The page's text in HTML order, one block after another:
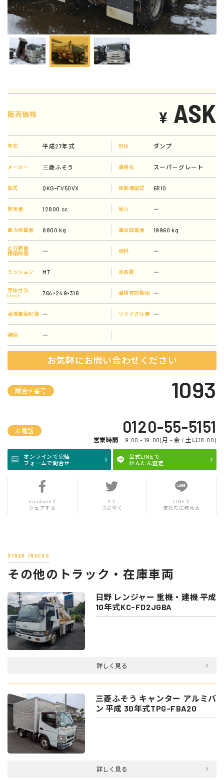
販売価格 ¥ ASK
年式 平成27年式 形状 ダンプ
メーカー 三菱ふそう 車種名 スーパーグレート
型式 QKG-FV50VX 原動機型式 6R10
排気量 12800 cc 馬力 ー
最大積載量 8800 kg 車両総重量 19960 kg
走行距離
稼働時間
ー 燃料 ー
ミッション MT 定員数 ー
車体寸法
(cm)
764×249×318 車検有効期限 ー
点検整備記録 ー リサイクル券 ー
装備 ー
お気軽にお問い合わせください
問合せ番号 1093
お電話 0120-55-5151
営業時間 9:00 - 19:00[月 - 金 / 土は18:00]
オンラインで完結
フォームで問合せ
公式LINEで
かんたん査定
facebookで
シェアする
Xで
つぶやく
LINEで
友だちに教える
OTHER TRUCKS
その他のトラック・在庫車両
日野 レンジャー 重機・建機 平成
10年式KC-FD2JGBA
詳しく見る
三菱ふそう キャンター アルミバ
ン 平成 30年式TPG-FBA20
詳しく見る